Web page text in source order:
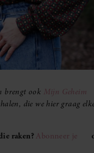
brengt ook Mijn Geheim
die we hier graag
raken?Abonneer je